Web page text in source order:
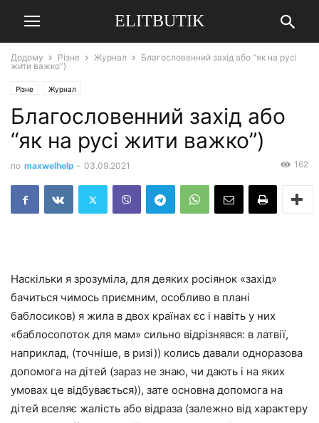
ELITBUTIK
Додому Різне Журнал
Благословенний захід або “як на русі
жити важко”)
Різне Журнал
Благословенний захід або
“як на русі жити важко”)
по maxwelhelp - 03.09.2021 162
Наскільки я зрозуміла, для деяких росіянок «захід»
бачиться чимось приємним, особливо в плані
баблосиков) я жила в двох країнах єс і навіть у них
«баблосопоток для мам» сильно відрізнявся: в латвії,
наприклад, (точніше, в ризі)) колись давали одноразова
допомога на дітей (зараз не знаю, чи дають і на яких
умовах це відбувається)), зате основна допомога на
дітей вселяє жалість або відраза (залежно від характеру